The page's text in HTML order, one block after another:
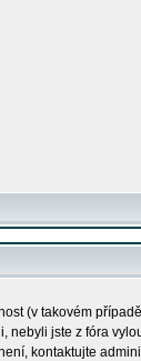
(v takovém
nebyli jste z fóra
kontaktujte